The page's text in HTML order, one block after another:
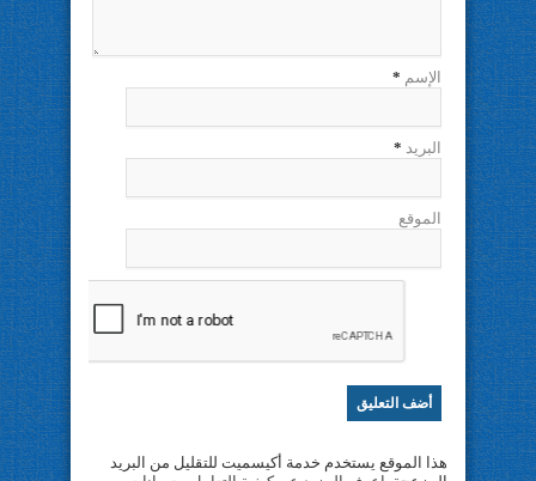
الإسم *
البريد *
الموقع
هذا الموقع يستخدم خدمة أكيسميت للتقليل من البريد